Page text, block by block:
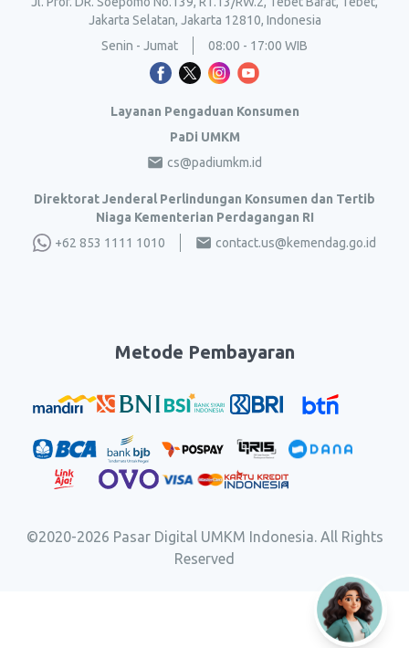
Jakarta Selatan, Jakarta 12810, Indonesia
Senin - Jumat
08:00 - 17:00 WIB
Layanan Pengaduan Konsumen
PaDi UMKM
cs@padiumkm.id
Direktorat Jenderal Perlindungan Konsumen dan Tertib
Niaga Kementerian Perdagangan RI
+62 853 1111 1010
contact.us@kemendag.go.id
Metode Pembayaran
©2020-2026 Pasar Digital UMKM Indonesia. All Rights
Reserved